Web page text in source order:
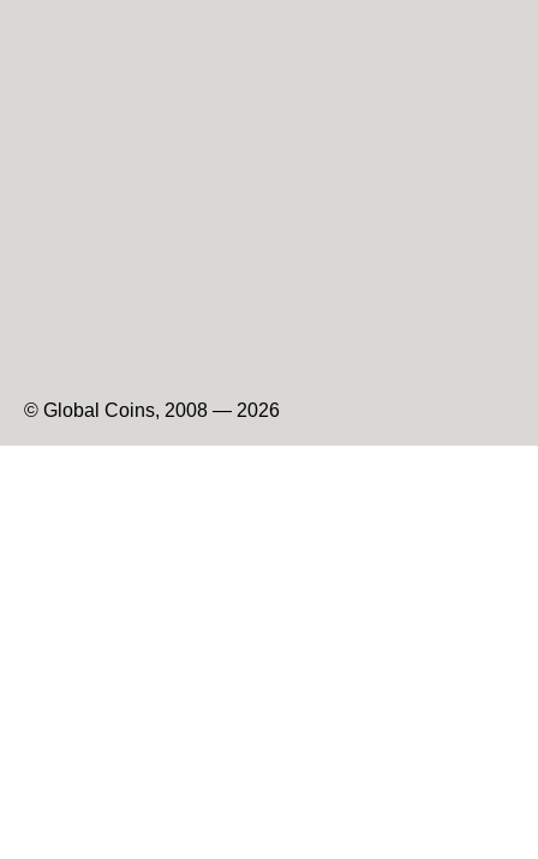
© Global Coins, 2008 — 2026